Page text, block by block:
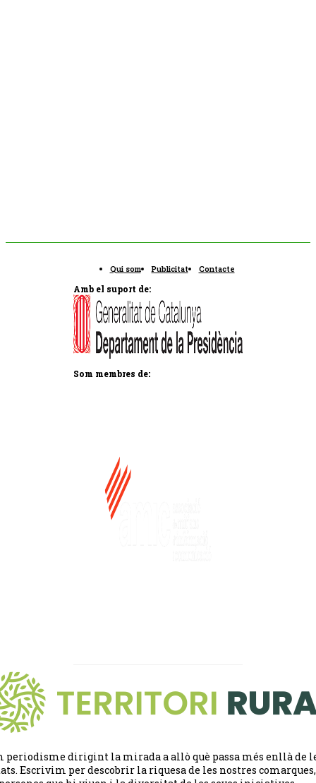
Qui som Publicitat Contacte
Amb el suport de:
Som membres de:
periodisme dirigint la mirada a allò què passa més enllà de
Escrivim per descobrir la riquesa de les nostres